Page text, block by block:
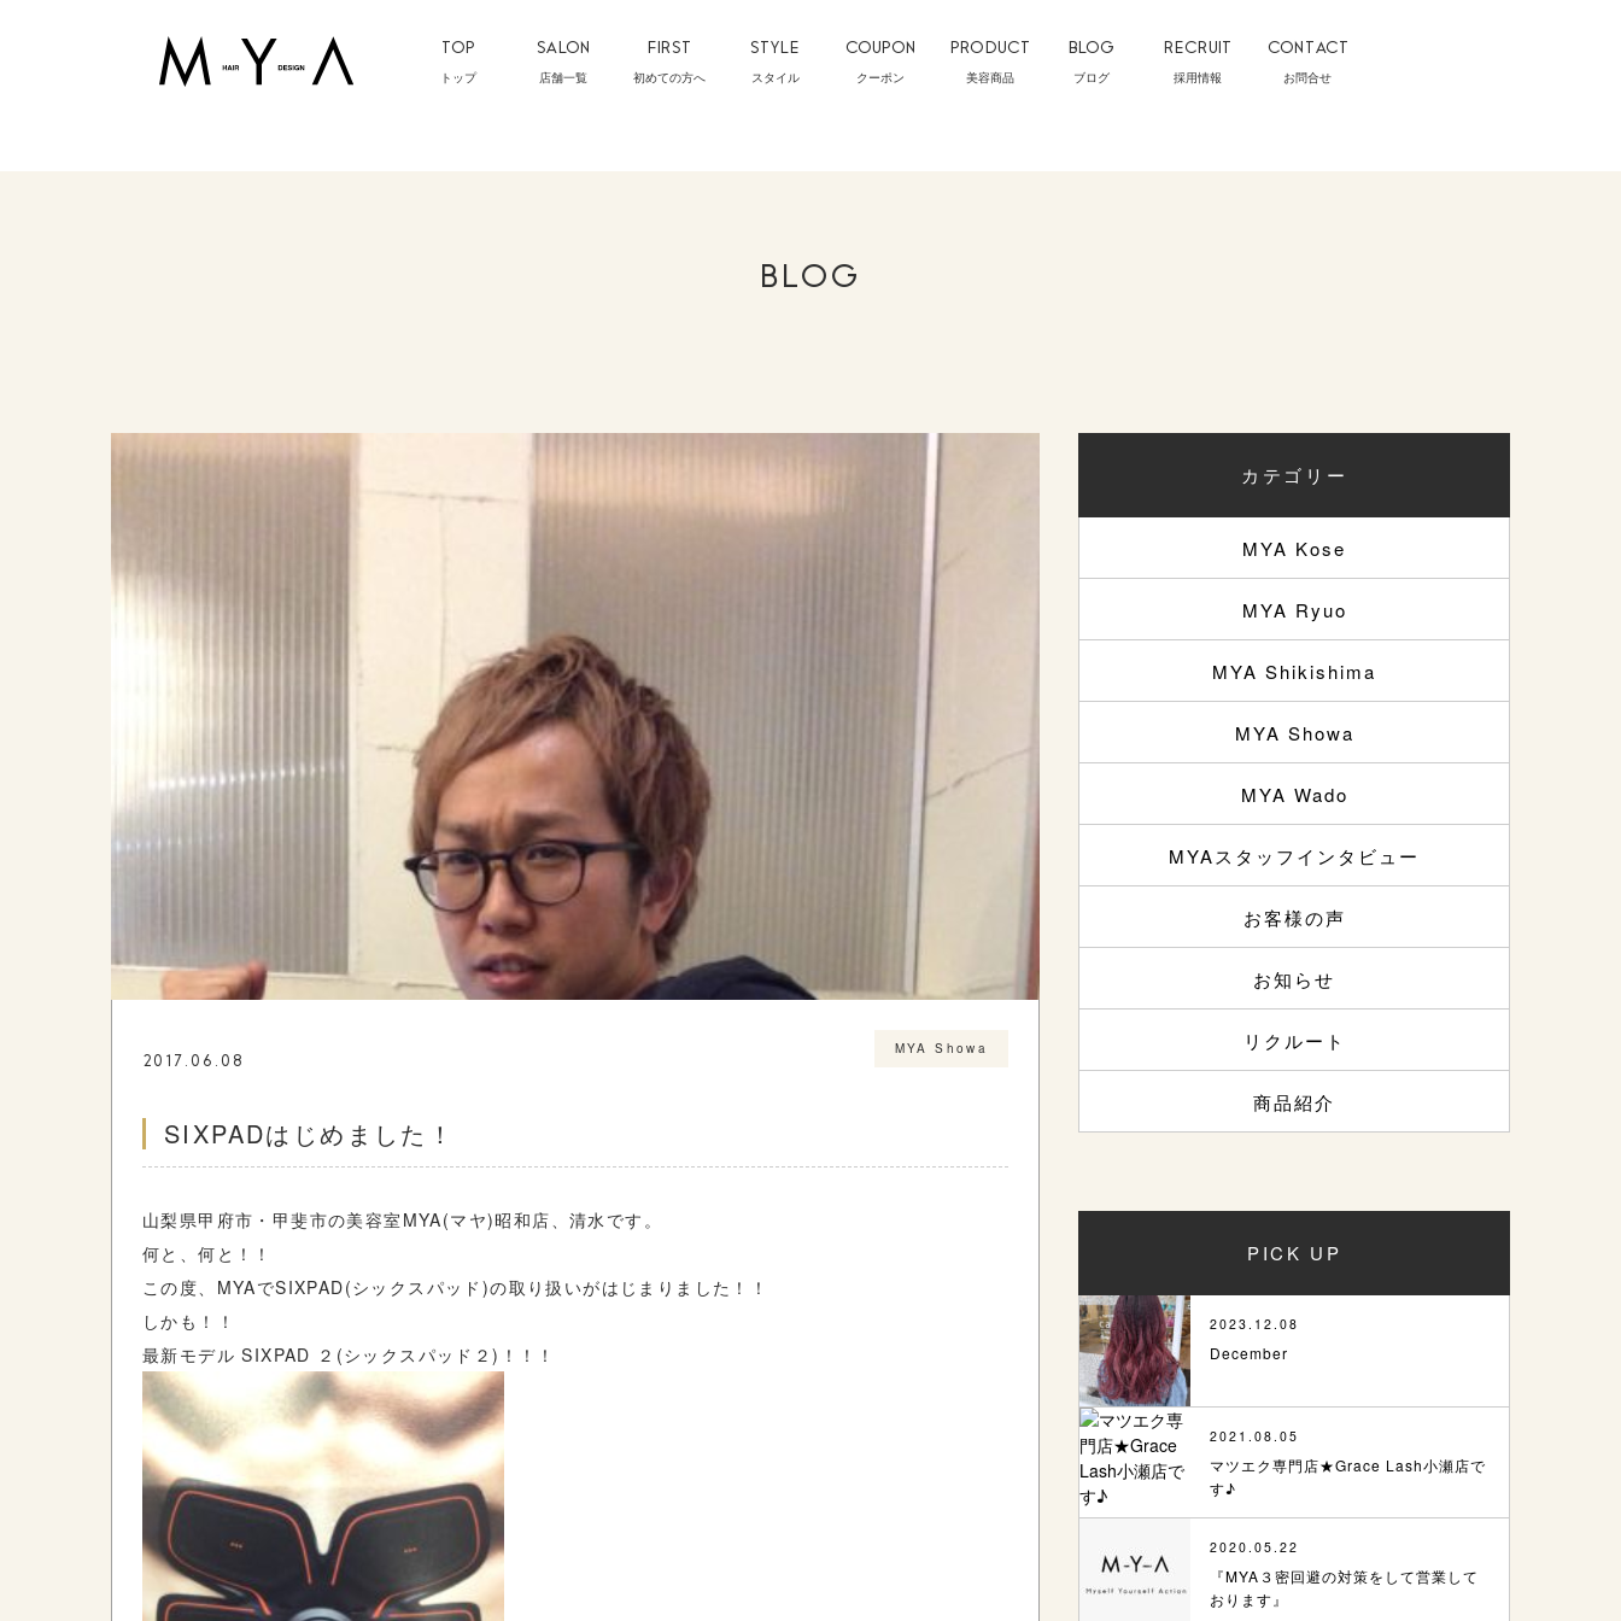
TOP
トップ
SALON
店舗一覧
FIRST
初めての方へ
STYLE
スタイル
COUPON
クーポン
PRODUCT
美容商品
BLOG
ブログ
RECRUIT
採用情報
CONTACT
お問合せ
BLOG
2017.06.08
MYA Showa
SIXPADはじめました！
山梨県甲府市・甲斐市の美容室MYA(マヤ)昭和店、清水です。
何と、何と！！
この度、MYAでSIXPAD(シックスパッド)の取り扱いがはじまりました！！
しかも！！
最新モデル SIXPAD ２(シックスパッド２)！！！
カテゴリー
MYA Kose
MYA Ryuo
MYA Shikishima
MYA Showa
MYA Wado
MYAスタッフインタビュー
お客様の声
お知らせ
リクルート
商品紹介
PICK UP
2023.12.08
December
2021.08.05
マツエク専門店★Grace Lash小瀬店で
す♪
2020.05.22
『MYA３密回避の対策をして営業して
おります』